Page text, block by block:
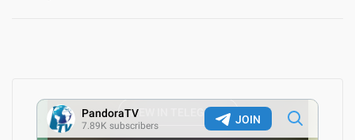
Criminali al servizio di Kiev
20/04/2016